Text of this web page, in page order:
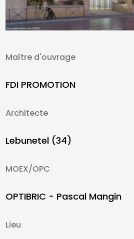
Maître d'ouvrage
FDI PROMOTION
Architecte
Lebunetel (34)
MOEX/OPC
OPTIBRIC - Pascal Mangin
Lieu